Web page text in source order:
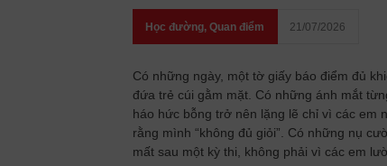
Học đường, Quan điểm 21/07/2026
Có những ngày, một tờ giấy báo điểm đủ
đứa trẻ cúi gằm mặt. Có những ánh mắt
háo hức bỗng trở nên lặng lẽ chỉ vì các em
rằng mình “không đủ giỏi”. Có những nụ
mất sau một kỳ thi, không phải vì các em